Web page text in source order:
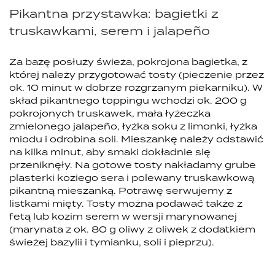
Pikantna przystawka: bagietki z
truskawkami, serem i jalapeño
Za bazę posłuży świeża, pokrojona bagietka, z
której należy przygotować tosty (pieczenie przez
ok. 10 minut w dobrze rozgrzanym piekarniku). W
skład pikantnego toppingu wchodzi ok. 200 g
pokrojonych truskawek, mała łyżeczka
zmielonego jalapeño, łyżka soku z limonki, łyżka
miodu i odrobina soli. Mieszankę należy odstawić
na kilka minut, aby smaki dokładnie się
przeniknęły. Na gotowe tosty nakładamy grube
plasterki koziego sera i polewany truskawkową
pikantną mieszanką. Potrawę serwujemy z
listkami mięty. Tosty można podawać także z
fetą lub kozim serem w wersji marynowanej
(marynata z ok. 80 g oliwy z oliwek z dodatkiem
świeżej bazylii i tymianku, soli i pieprzu).